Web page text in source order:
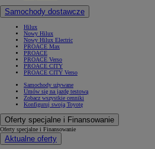
Samochody dostawcze
Hilux
Nowy Hilux
Nowy Hilux Electric
PROACE Max
PROACE
PROACE Verso
PROACE CITY
PROACE CITY Verso
Samochody używane
Umów się na jazdę testową
Zobacz wszystkie cenniki
Konfiguruj swoją Toyotę
Oferty specjalne i Finansowanie
Oferty specjalne i Finansowanie
Aktualne oferty